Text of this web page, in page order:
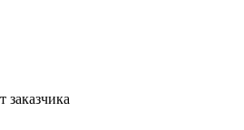
заказчика